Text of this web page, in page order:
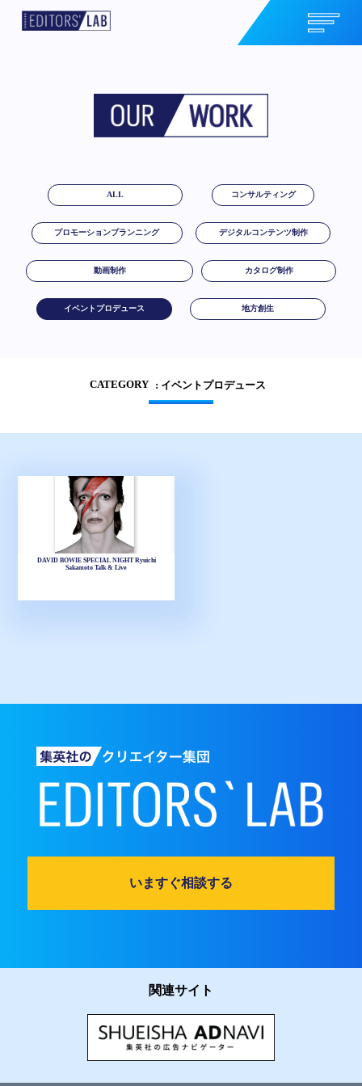
ALL コンサルティング
プロモーションプランニング デジタルコンテンツ制作
動画制作 カタログ制作
イベントプロデュース 地方創生
CATEGORY : イベントプロデュース
DAVID BOWIE SPECIAL NIGHT Ryuichi
Sakamoto Talk & Live
いますぐ相談する
関連サイト